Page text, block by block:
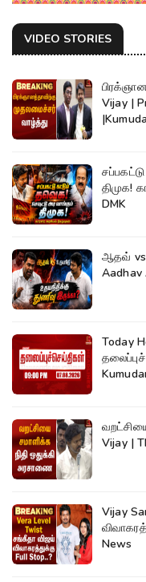
VIDEO STORIES
Vijay |
திமுக!
DMK
ஆதவ் vs
Aadhav
Today
Vijay |
Vijay
News